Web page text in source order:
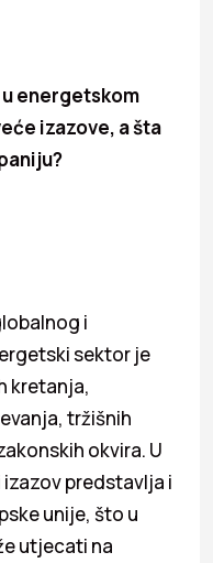
energetskom
izazove, a šta
i
sektor je
kretanja,
tržišnih
okvira. U
predstavlja i
unije, što u
utjecati na